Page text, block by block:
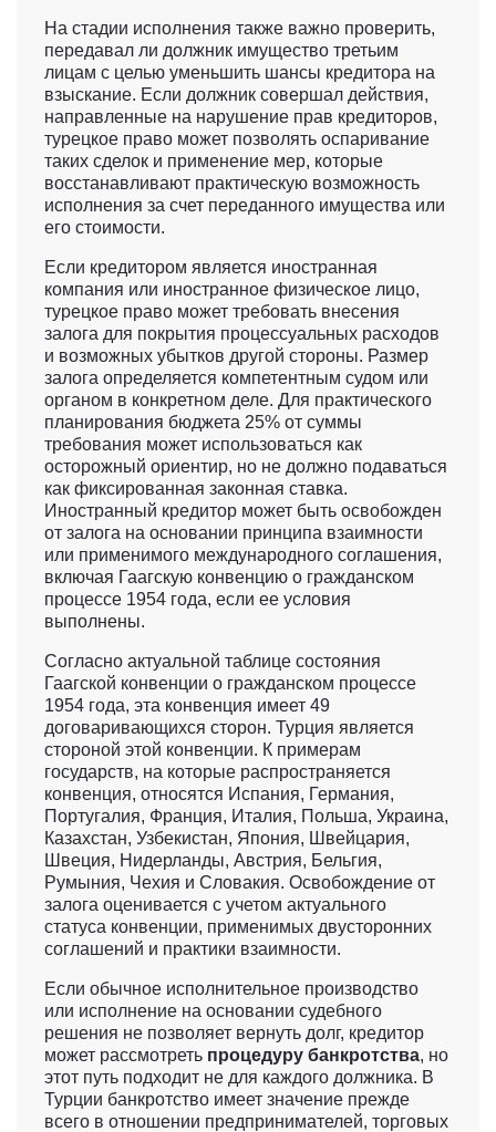
На стадии исполнения также важно проверить,
передавал ли должник имущество третьим
лицам с целью уменьшить шансы кредитора на
взыскание. Если должник совершал действия,
направленные на нарушение прав кредиторов,
турецкое право может позволять оспаривание
таких сделок и применение мер, которые
восстанавливают практическую возможность
исполнения за счет переданного имущества или
его стоимости.
Если кредитором является иностранная
компания или иностранное физическое лицо,
турецкое право может требовать внесения
залога для покрытия процессуальных расходов
и возможных убытков другой стороны. Размер
залога определяется компетентным судом или
органом в конкретном деле. Для практического
планирования бюджета 25% от суммы
требования может использоваться как
осторожный ориентир, но не должно подаваться
как фиксированная законная ставка.
Иностранный кредитор может быть освобожден
от залога на основании принципа взаимности
или применимого международного соглашения,
включая Гаагскую конвенцию о гражданском
процессе 1954 года, если ее условия
выполнены.
Согласно актуальной таблице состояния
Гаагской конвенции о гражданском процессе
1954 года, эта конвенция имеет 49
договаривающихся сторон. Турция является
стороной этой конвенции. К примерам
государств, на которые распространяется
конвенция, относятся Испания, Германия,
Португалия, Франция, Италия, Польша, Украина,
Казахстан, Узбекистан, Япония, Швейцария,
Швеция, Нидерланды, Австрия, Бельгия,
Румыния, Чехия и Словакия. Освобождение от
залога оценивается с учетом актуального
статуса конвенции, применимых двусторонних
соглашений и практики взаимности.
Если обычное исполнительное производство
или исполнение на основании судебного
решения не позволяет вернуть долг, кредитор
может рассмотреть процедуру банкротства, но
этот путь подходит не для каждого должника. В
Турции банкротство имеет значение прежде
всего в отношении предпринимателей, торговых